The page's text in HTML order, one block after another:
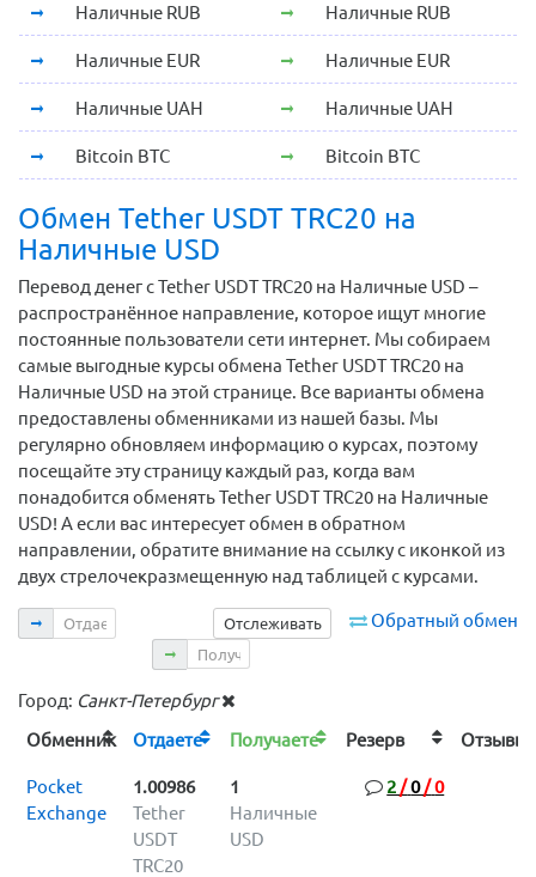
Наличные RUB Наличные RUB
Наличные EUR Наличные EUR
Наличные UAH Наличные UAH
Bitcoin BTC Bitcoin BTC
Обмен Tether USDT TRC20 на
Наличные USD
Перевод денег с Tether USDT TRC20 на Наличные USD –
распространённое направление, которое ищут многие
постоянные пользователи сети интернет. Мы собираем
самые выгодные курсы обмена Tether USDT TRC20 на
Наличные USD на этой странице. Все варианты обмена
предоставлены обменниками из нашей базы. Мы
регулярно обновляем информацию о курсах, поэтому
посещайте эту страницу каждый раз, когда вам
понадобится обменять Tether USDT TRC20 на Наличные
USD! А если вас интересует обмен в обратном
направлении, обратите внимание на ссылку с иконкой из
двух стрелочекразмещенную над таблицей с курсами.
Обратный обмен
Отслеживать
Отдаете
Получаете
Город: Санкт-Петербург
Обменник
Отдаете Получаете Резерв
Pocket
Exchange
1.00986
Tether
USDT
TRC20
1
Наличные
USD
2 /0/0